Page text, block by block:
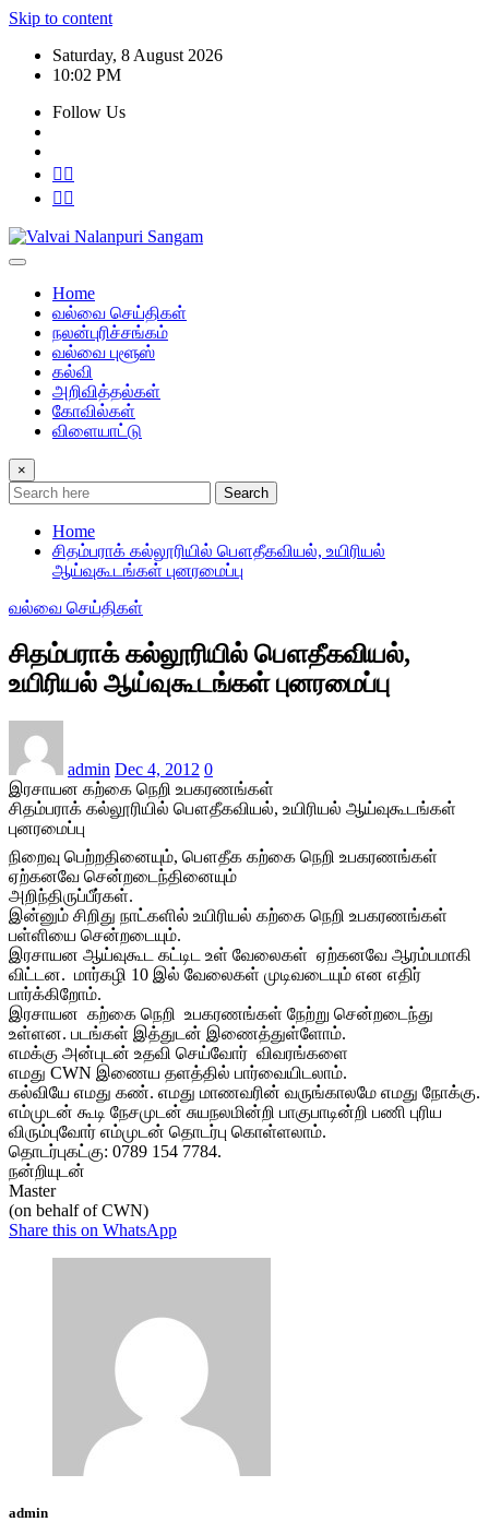
Skip to content
Saturday, 8 August 2026
10:02 PM
Follow Us
Home
வல்வை செய்திகள்
நலன்புரிச்சங்கம்
வல்வை புளூஸ்
கல்வி
அறிவித்தல்கள்
கோவில்கள்
விளையாட்டு
×
Search
Home
சிதம்பராக் கல்லூரியில் பௌதீகவியல், உயிரியல்
ஆய்வுகூடங்கள் புனரமைப்பு
வல்வை செய்திகள்
சிதம்பராக் கல்லூரியில் பௌதீகவியல்,
உயிரியல் ஆய்வுகூடங்கள் புனரமைப்பு
admin Dec 4, 2012 0
இரசாயன கற்கை நெறி உபகரணங்கள்
சிதம்பராக் கல்லூரியில் பௌதீகவியல், உயிரியல் ஆய்வுகூடங்கள்
புனரமைப்பு
நிறைவு பெற்றதினையும், பௌதீக கற்கை நெறி உபகரணங்கள்
ஏற்கனவே சென்றடைந்தினையும்
அறிந்திருப்பீர்கள்.
இன்னும் சிறிது நாட்களில் உயிரியல் கற்கை நெறி உபகரணங்கள்
பள்ளியை சென்றடையும்.
இரசாயன ஆய்வுகூட கட்டிட உள் வேலைகள் ஏற்கனவே ஆரம்பமாகி
விட்டன. மார்கழி 10 இல் வேலைகள் முடிவடையும் என எதிர்
பார்க்கிறோம்.
இரசாயன கற்கை நெறி உபகரணங்கள் நேற்று சென்றடைந்து
உள்ளன. படங்கள் இத்துடன் இணைத்துள்ளோம்.
எமக்கு அன்புடன் உதவி செய்வோர் விவரங்களை
எமது CWN இணைய தளத்தில் பார்வையிடலாம்.
கல்வியே எமது கண். எமது மாணவரின் வருங்காலமே எமது நோக்கு.
எம்முடன் கூடி நேசமுடன் சுயநலமின்றி பாகுபாடின்றி பணி புரிய
விரும்புவோர் எம்முடன் தொடர்பு கொள்ளலாம்.
தொடர்புகட்கு: 0789 154 7784.
நன்றியுடன்
Master
(on behalf of CWN)
Share this on WhatsApp
admin